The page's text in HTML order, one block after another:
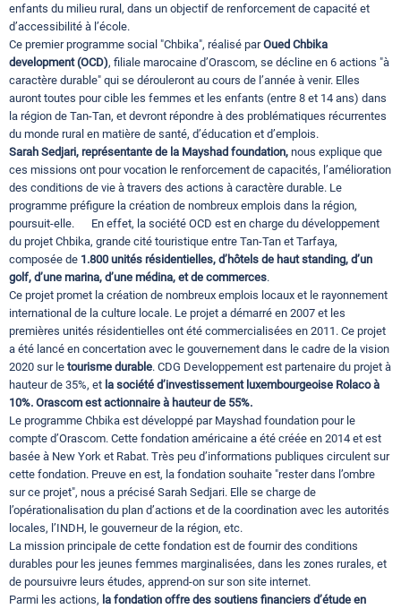
enfants du milieu rural, dans un objectif de renforcement de capacité et
d’accessibilité à l’école.
Ce premier programme social "Chbika", réalisé parOued Chbika
development (OCD), filiale marocaine d’Orascom, se décline en 6 actions "à
caractère durable" qui se dérouleront au cours de l’année à venir. Elles
auront toutes pour cible les femmes et les enfants (entre 8 et 14 ans) dans
la région de Tan-Tan, et devront répondre à des problématiques récurrentes
du monde rural en matière de santé, d’éducation et d’emplois.
Sarah Sedjari, représentante de la Mayshad foundation, nous explique que
ces missions ont pour vocation le renforcement de capacités, l’amélioration
des conditions de vie à travers des actions à caractère durable. Le
programme préfigure la création de nombreux emplois dans la région,
poursuit-elle. En effet, la société OCD est en charge du développement
du projet Chbika, grande cité touristique entre Tan-Tan et Tarfaya,
composée de 1.800 unités résidentielles, d’hôtels de haut standing, d’un
golf, d’une marina, d’une médina, et de commerces.
Ce projet promet la création de nombreux emplois locaux et le rayonnement
international de la culture locale. Le projet a démarré en 2007 et les
premières unités résidentielles ont été commercialisées en 2011. Ce projet
a été lancé en concertation avec le gouvernement dans le cadre de la vision
2020 sur le tourisme durable. CDG Developpement est partenaire du projet à
hauteur de 35%, et la société d’investissement luxembourgeoise Rolaco à
10%. Orascom est actionnaire à hauteur de 55%.
Le programme Chbika est développé par Mayshad foundation pour le
compte d’Orascom. Cette fondation américaine a été créée en 2014 et est
basée à New York et Rabat. Très peu d’informations publiques circulent sur
cette fondation. Preuve en est, la fondation souhaite "rester dans l’ombre
sur ce projet", nous a précisé Sarah Sedjari. Elle se charge de
l’opérationalisation du plan d’actions et de la coordination avec les autorités
locales, l’INDH, le gouverneur de la région, etc.
La mission principale de cette fondation est de fournir des conditions
durables pour les jeunes femmes marginalisées, dans les zones rurales, et
de poursuivre leurs études, apprend-on sur son site internet.
Parmi les actions, la fondation offre des soutiens financiers d’étude en